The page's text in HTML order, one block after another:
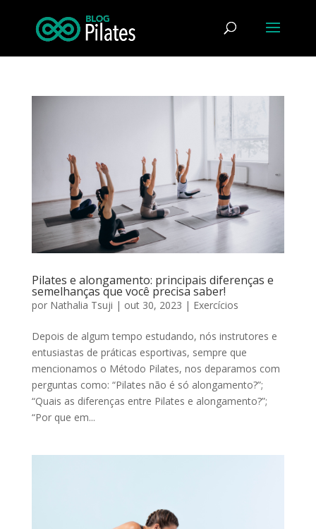
Pilates e alongamento: principais diferenças e
semelhanças que você precisa saber!
por Nathalia Tsuji | out 30, 2023 | Exercícios
Depois de algum tempo estudando, nós instrutores e
entusiastas de práticas esportivas, sempre que
mencionamos o Método Pilates, nos deparamos com
perguntas como: “Pilates não é só alongamento?”;
“Quais as diferenças entre Pilates e alongamento?”;
“Por que em...